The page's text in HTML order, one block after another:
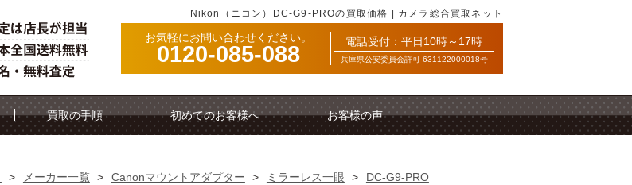
Nikon（ニコン）DC-G9-PROの買取価格 | カメラ総合買取ネット
お気軽にお問い合わせください。
0120-085-088 電話受付：平日10時～17時
兵庫県公安委員会許可 631122000018号
買取の手順 初めてのお客様へ お客様の声
> メーカー一覧 > Canonマウントアダプター > ミラーレス一眼 > DC-G9-PRO